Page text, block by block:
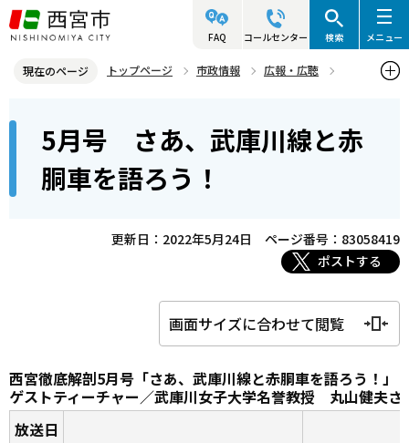
こ
の
ジ
頭
FAQ コールセンター 検索 メニュー
現在のページ トップページ 市政情報
広報・広聴
5月号 さあ、武庫川線と赤胴車を語ろう！
5月号 さあ、武庫川線と赤
胴車を語ろう！
更新日：2022年5月24日
ページ番号：83058419
ポストする
画面サイズに合わせて閲覧
西宮徹底解剖5月号「さあ、武庫川線と赤胴車を語ろう！」
ゲストティーチャー／武庫川女子大学名誉教授 丸山健夫さ
放送日